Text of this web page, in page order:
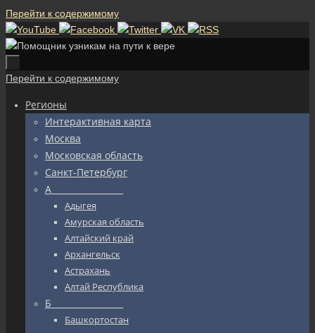
Перейти к содержимому
Перейти к содержимому
Регионы
Интерактивная карта
Москва
Московская область
Санкт-Петербург
А_________________
Адыгея
Амурская область
Алтайский край
Архангельск
Астрахань
Алтай Республика
Б_________________
Башкортостан